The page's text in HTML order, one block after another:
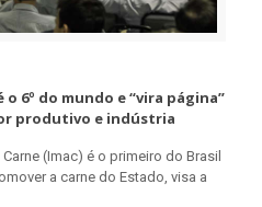
6º do mundo e “vira página”
produtivo e indústria
(Imac) é o primeiro do Brasil
a carne do Estado, visa a